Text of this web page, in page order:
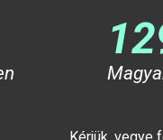
Kérjük, vegye